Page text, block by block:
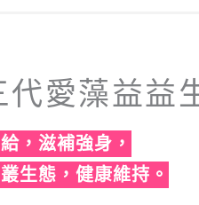
代愛藻益益
，滋補強身，
生態，健康維持。